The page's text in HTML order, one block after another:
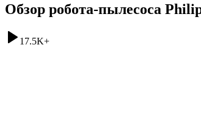
Обзор робота-пылесоса
17.5K+